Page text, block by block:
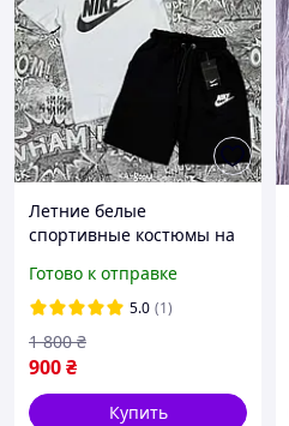
Летние белые
спортивные костюмы на
10-11-12 лет детский
черный комплект
футболка и шорты с
принтом
Готово к отправке
5.0 (1)
900₴
1 800 ₴
Купить